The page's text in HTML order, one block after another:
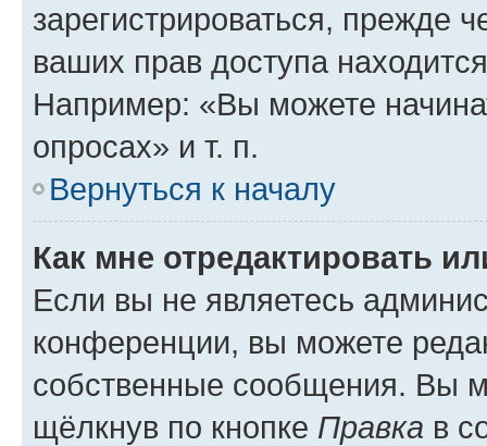
зарегистрироваться, прежде
ваших прав доступа
Например: «Вы можете
опросах» и т. п.
Вернуться к началу
Как мне отредактировать
Если вы не являетесь
конференции, вы можете
собственные сообщения. Вы
щёлкнув по кнопке Правка в